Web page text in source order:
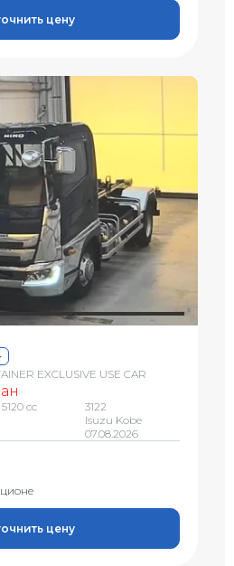
цену
EXCLUSIVE USE CAR
5120 сс
3122
Isuzu Kobe
07.08.2026
цену